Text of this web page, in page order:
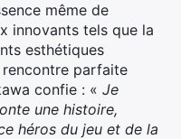
même de
innovants tels que la
esthétiques
parfaite
confie : « Je
une histoire,
héros du jeu et de la